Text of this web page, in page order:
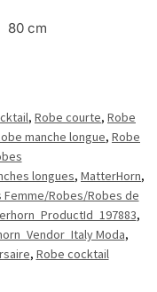
80 cm
, Robe courte, Robe
manche longue, Robe
longues, MatterHorn,
Femme/Robes/Robes de
,
Moda,
, Robe cocktail